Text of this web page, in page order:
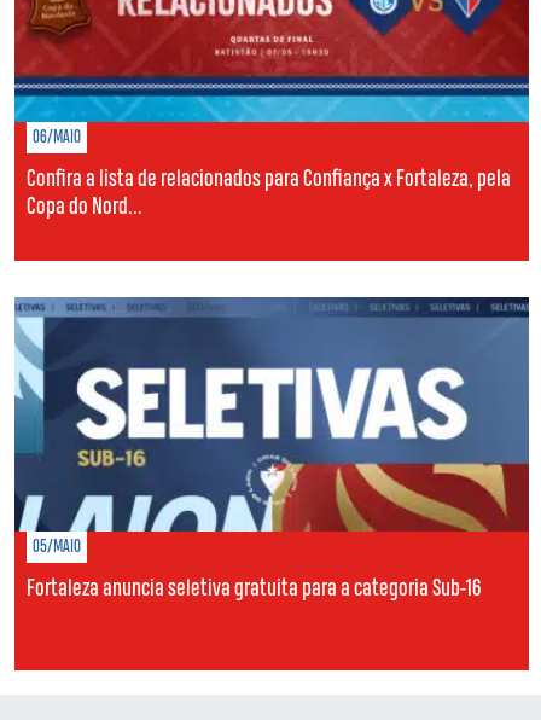
06/MAIO
Confira a lista de relacionados para Confiança x Fortaleza, pela
Copa do Nord...
05/MAIO
Fortaleza anuncia seletiva gratuita para a categoria Sub-16